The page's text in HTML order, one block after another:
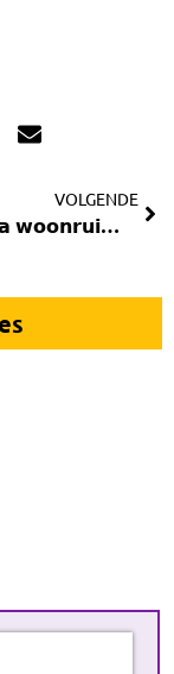
VOLGENDE
𝗘𝗲𝗻 𝗲𝘅𝘁𝗿𝗮 𝘄𝗼𝗼𝗻𝗿𝘂𝗶𝗺𝘁𝗲 𝗼𝗻𝗱𝗲𝗿 𝘂𝘄 𝘄𝗼𝗼𝗻𝗵𝘂𝗶𝘀 𝗰𝗿𝗲ë𝗿𝗲𝗻?